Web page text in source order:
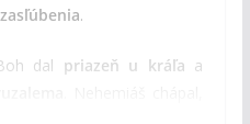
.
dal priazeň u kráľa a